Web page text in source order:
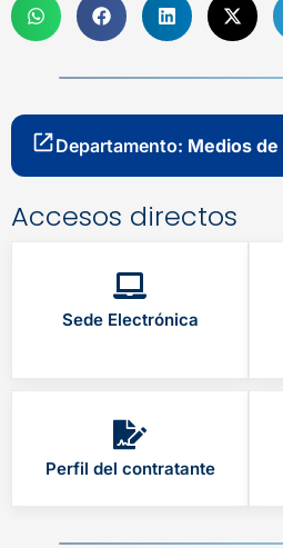
Departamento: Medios
Accesos directos
Sede Electrónica
Perfil del contratante